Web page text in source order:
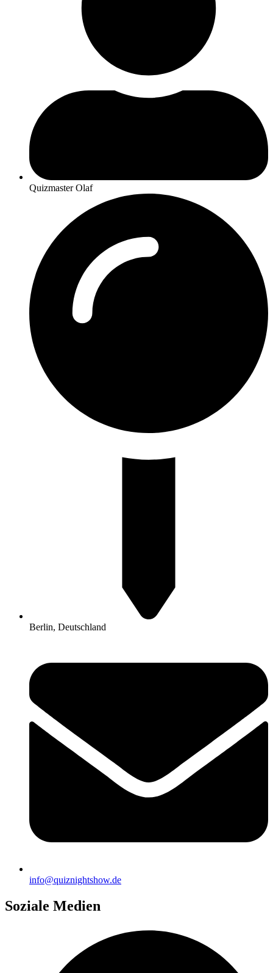
Quizmaster Olaf
Berlin, Deutschland
info@quiznightshow.de
Soziale Medien